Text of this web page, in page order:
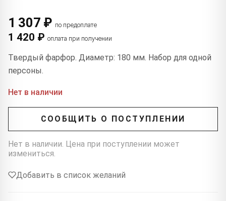
1 307 ₽ по предоплате
1 420 ₽ оплата при получении
Твердый фарфор. Диаметр: 180 мм. Набор для одной
персоны.
Нет в наличии
СООБЩИТЬ О ПОСТУПЛЕНИИ
Нет в наличии. Цена при поступлении может
измениться.
Добавить в список желаний